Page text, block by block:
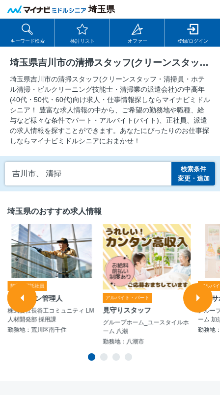
埼玉県
キーワード検索 検討リスト オファー 登録/ログイン
埼玉県吉川市の清掃スタッフ(クリーンスタッフ・清掃員・ホテル清掃・ビルクリーニング技能士・清掃業の派遣会社)の求人
埼玉県吉川市の清掃スタッフ(クリーンスタッフ・清掃員・ホテ
ル清掃・ビルクリーニング技能士・清掃業の派遣会社)の中⾼年
(40代・50代・60代)向け求⼈・仕事情報探しならマイナビミドル
シニア！ 豊富な求人情報の中から、ご希望の勤務地や職種、給
与など様々な条件でパート・アルバイト(バイト)、正社員、派遣
の求人情報を探すことができます。あなたにぴったりのお仕事探
しならマイナビミドルシニアにおまかせ！
吉川市、 清掃
検索条件
変更・追加
埼玉県のおすすめ求人情報
契約・嘱託社員
マンション管理人
株式会社長谷工コミュニティ LM
人材開発部 採用課
勤務地：荒川区南千住
アルバイト・パート
見守りスタッフ
グループホーム_ユースタイルホ
ーム 八潮
勤務地：八潮市
アルバ
生活
グルー
ーム 加
勤務地